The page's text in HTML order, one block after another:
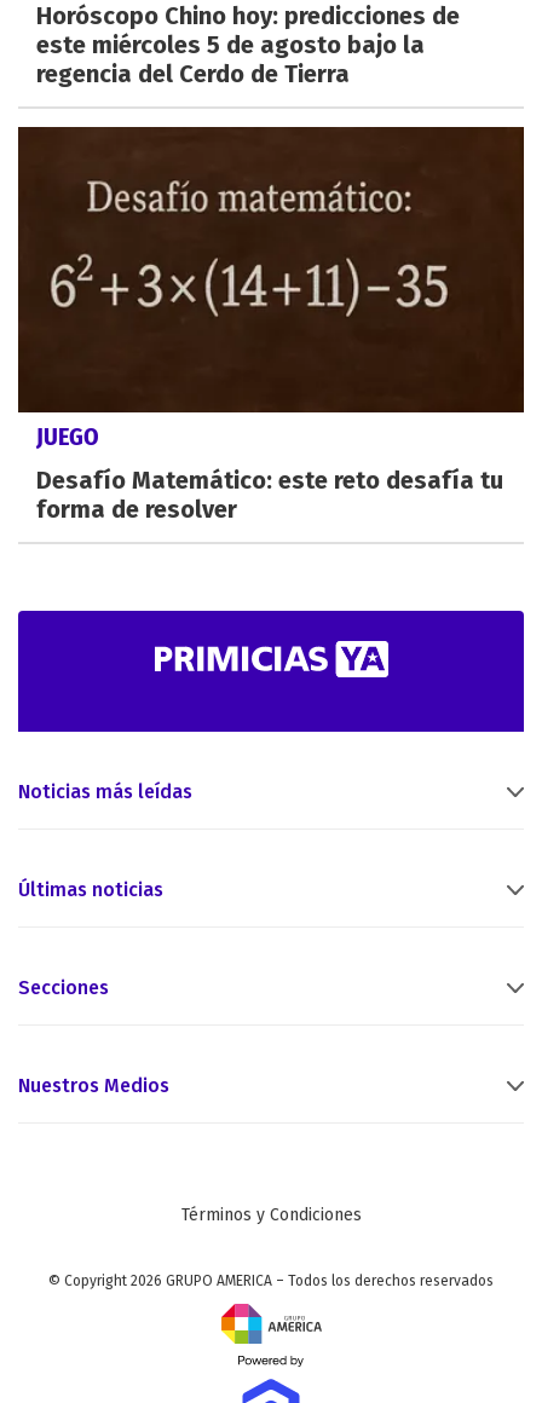
Horóscopo Chino hoy: predicciones de
este miércoles 5 de agosto bajo la
regencia del Cerdo de Tierra
JUEGO
Desafío Matemático: este reto desafía tu
forma de resolver
Noticias más leídas
Últimas noticias
Secciones
Nuestros Medios
Términos y Condiciones
© Copyright 2026 GRUPO AMERICA – Todos los derechos reservados